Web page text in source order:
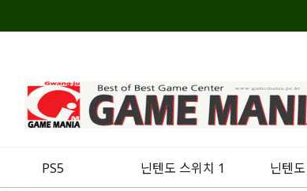
PS5 닌텐도 스위치 1 닌텐